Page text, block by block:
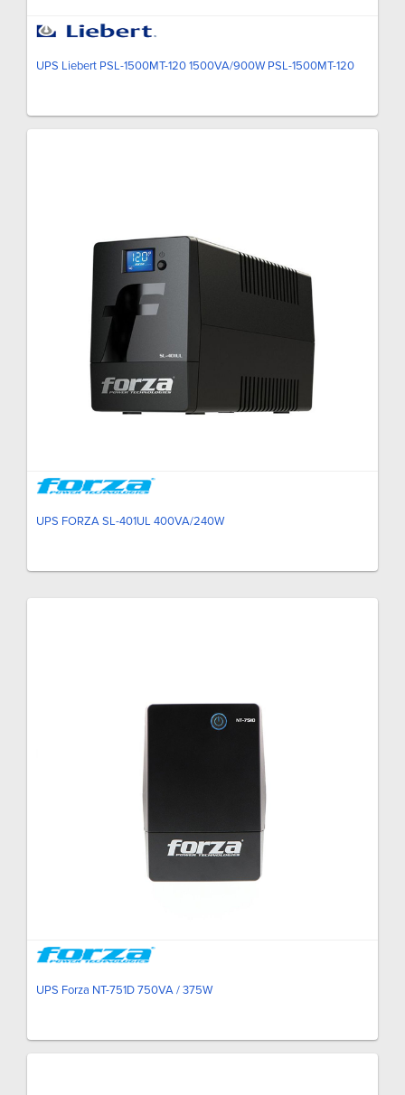
UPS Liebert PSL-1500MT-120 1500VA/900W PSL-1500MT-120
UPS FORZA SL-401UL 400VA/240W
UPS Forza NT-751D 750VA / 375W